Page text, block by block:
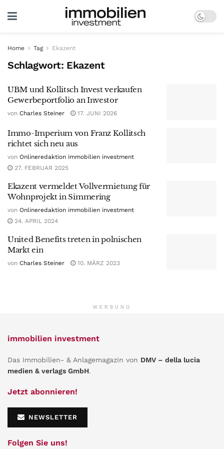
Home Tag Ekazent
Schlagwort: Ekazent
UBM und Kollitsch Invest verkaufen
Gewerbeportfolio an Investor
von Charles Steiner 17. JUNI 2026
Immo-Imperium von Franz Kollitsch
richtet sich neu aus
von Onlineredaktion immobilien investment
27. FEBRUAR 2025
Ekazent vermeldet Vollvermietung für
Wohnprojekt in Simmering
von Onlineredaktion immobilien investment
24. APRIL 2024
United Benefits treten in polnischen
Markt ein
von Charles Steiner 10. MÄRZ 2023
WERBUNG
immobilien investment
Das Immobilien- & Anlagemagazin von DMV – della lucia
medien & verlags GmbH.
Jetzt abonnieren!
NEWSLETTER
Folgen Sie uns!